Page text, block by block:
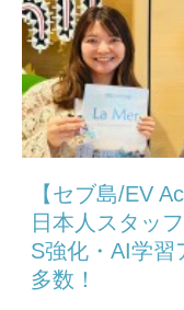
【セブ島/EV
日本人スタッ
S強化・AI学習
多数！